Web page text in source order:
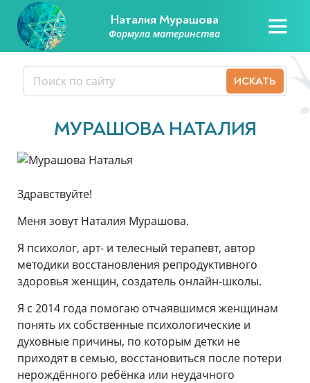
Наталия Мурашова
Формула материнства
МУРАШОВА НАТАЛИЯ
Здравствуйте!
Меня зовут Наталия Мурашова.
Я психолог, арт- и телесный терапевт, автор
методики восстановления репродуктивного
здоровья женщин, создатель онлайн-школы.
Я с 2014 года помогаю отчаявшимся женщинам
понять их собственные психологические и
духовные причины, по которым детки не
приходят в семью, восстановиться после потери
нерождённого ребёнка или неудачного